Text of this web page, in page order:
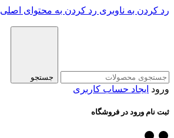
رد کردن به ناوبری رد کردن به محتوای اصلی
جستجو
ورود ایجاد حساب کاربری
ثبت نام ورود در فروشگاه